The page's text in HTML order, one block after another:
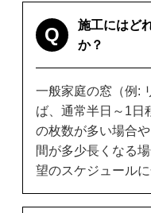
Q
施工にはど
か？
一般家庭の窓（例:
ば、通常半日～1日
の枚数が多い場合
間が多少長くなる
望のスケジュール